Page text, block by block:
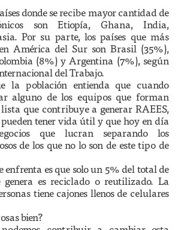
donde se recibe mayor cantidad de
son Etiopía, Ghana, India,
Por su parte, los países que más
América del Sur son Brasil (35%),
(8%) y Argentina (7%), según
del Trabajo.
la población entienda que cuando
alguno de los equipos que forman
que contribuye a generar RAEES,
tener vida útil y que hoy en día
que lucran separando los
de los que no lo son de este tipo de
enfrenta es que solo un 5% del total de
es reciclado o reutilizado. La
tiene cajones llenos de celulares
bien?